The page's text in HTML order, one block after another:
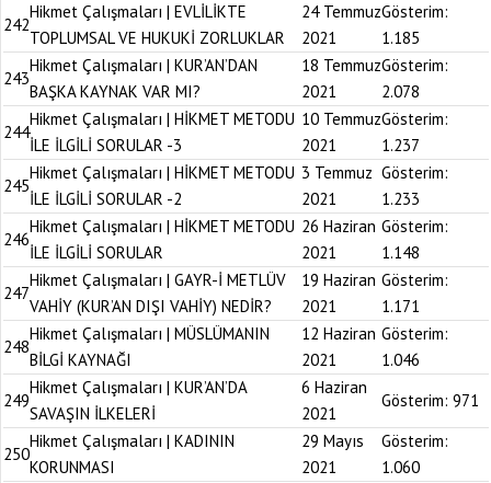
242
Hikmet Çalışmaları | EVLİLİKTE
TOPLUMSAL VE HUKUKİ ZORLUKLAR
24 Temmuz
2021
Gösterim:
1.185
243
Hikmet Çalışmaları | KUR’AN’DAN
BAŞKA KAYNAK VAR MI?
18 Temmuz
2021
Gösterim:
2.078
244
Hikmet Çalışmaları | HİKMET METODU
İLE İLGİLİ SORULAR -3
10 Temmuz
2021
Gösterim:
1.237
245
Hikmet Çalışmaları | HİKMET METODU
İLE İLGİLİ SORULAR -2
3 Temmuz
2021
Gösterim:
1.233
246
Hikmet Çalışmaları | HİKMET METODU
İLE İLGİLİ SORULAR
26 Haziran
2021
Gösterim:
1.148
247
Hikmet Çalışmaları | GAYR-İ METLÜV
VAHİY (KUR’AN DIŞI VAHİY) NEDİR?
19 Haziran
2021
Gösterim:
1.171
248
Hikmet Çalışmaları | MÜSLÜMANIN
BİLGİ KAYNAĞI
12 Haziran
2021
Gösterim:
1.046
249
Hikmet Çalışmaları | KUR’AN’DA
SAVAŞIN İLKELERİ
6 Haziran
2021
Gösterim: 971
250
Hikmet Çalışmaları | KADININ
KORUNMASI
29 Mayıs
2021
Gösterim:
1.060